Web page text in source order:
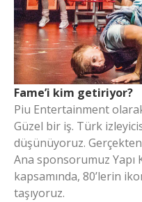
Fame’i kim getiriyor?
Piu Entertainment
Güzel bir iş. Türk
düşünüyoruz.
Ana sponsorumuz Yapı
kapsamında, 80’lerin
taşıyoruz.